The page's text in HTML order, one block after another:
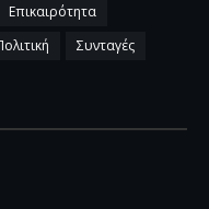
Επικαιρότητα
Συνταγές